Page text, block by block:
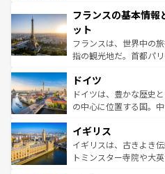
ませてくれるイタリア
なお、新着のイタリア情
しい。
文化が根付くこの国で
れる闘牛、そして美味
る。首都マドリードの
アートに溢れた街角か
せる。地方によって風
ンテンツ一覧を参照し
フランスの基本情報
ット
フランスは、世界中の
指の観光地だ。首都パ
で、幅広い魅力が詰ま
聖堂、美しいビーチ、
から魅了する。また、
いる。シャンパンの発
香り高いラベンダー畑
らに、パリ以外の地域
ドイツ
ドイツは、豊かな歴史
の中心に位置する国。
顔を持つこの国は、ど
ルリンの文化的活気、
してライン川沿いのワ
イギリス
イギリスは、古きよき
トミンスター寺院や大